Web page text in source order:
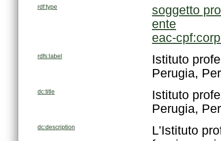
rdf:type
soggetto
ente
eac-
rdfs:label
Perugia,
dc:title
Perugia,
dc:description